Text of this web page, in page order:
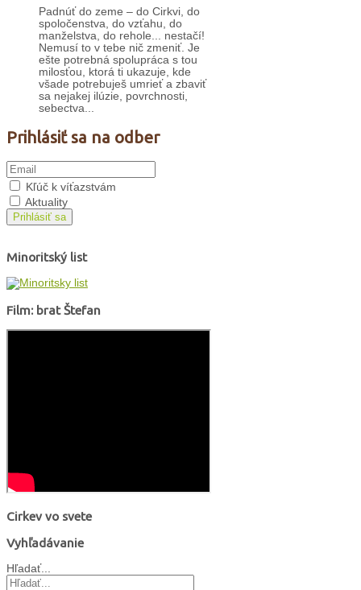
Padnúť do zeme – do Cirkvi, do
spoločenstva, do vzťahu, do
manželstva, do rehole... nestačí!
Nemusí to v tebe nič zmeniť. Je
ešte potrebná spolupráca s tou
milosťou, ktorá ti ukazuje, kde
všade potrebuješ umrieť a zbaviť
sa nejakej ilúzie, povrchnosti,
sebectva...
Prihlásiť sa na odber
Kľúč k víťazstvám
Aktuality
Prihlásiť sa
Minoritský list
Film: brat Štefan
Cirkev vo svete
Vyhľadávanie
Hľadať...